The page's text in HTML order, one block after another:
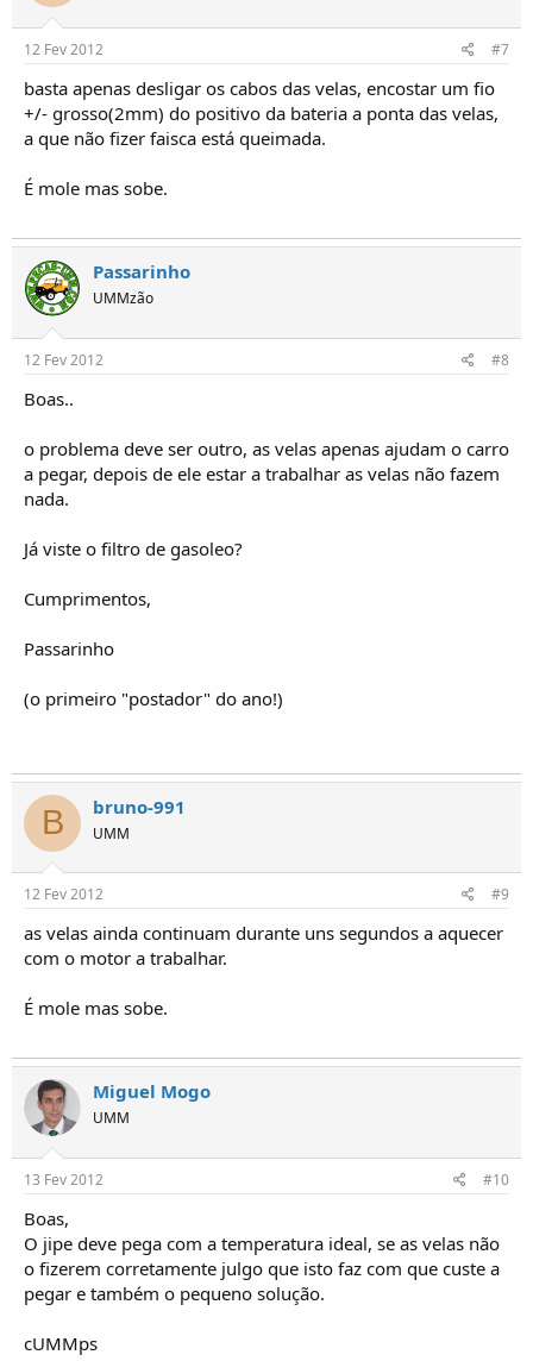
12 Fev 2012 #7
basta apenas desligar os cabos das velas, encostar um fio
+/- grosso(2mm) do positivo da bateria a ponta das velas,
a que não fizer faisca está queimada.
É mole mas sobe.
Passarinho
UMMzão
12 Fev 2012 #8
Boas..
o problema deve ser outro, as velas apenas ajudam o carro
a pegar, depois de ele estar a trabalhar as velas não fazem
nada.
Já viste o filtro de gasoleo?
Cumprimentos,
Passarinho
(o primeiro "postador" do ano!)
B bruno-991
UMM
12 Fev 2012 #9
as velas ainda continuam durante uns segundos a aquecer
com o motor a trabalhar.
É mole mas sobe.
Miguel Mogo
UMM
13 Fev 2012 #10
Boas,
O jipe deve pega com a temperatura ideal, se as velas não
o fizerem corretamente julgo que isto faz com que custe a
pegar e também o pequeno solução.
cUMMps